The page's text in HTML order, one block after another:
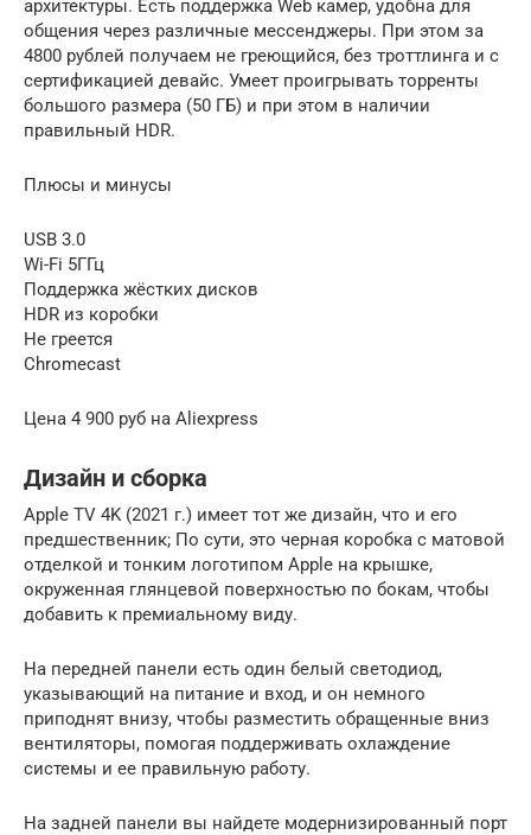
архитектуры. Есть поддержка Web камер, удобна для
общения через различные мессенджеры. При этом за
4800 рублей получаем не греющийся, без троттлинга и с
сертификацией девайс. Умеет проигрывать торренты
большого размера (50 ГБ) и при этом в наличии
правильный HDR.
Плюсы и минусы
USB 3.0
Wi-Fi 5ГГц
Поддержка жёстких дисков
HDR из коробки
Не греется
Chromecast
Цена 4 900 руб на Aliexpress
Дизайн и сборка
Apple TV 4K (2021 г.) имеет тот же дизайн, что и его
предшественник; По сути, это черная коробка с матовой
отделкой и тонким логотипом Apple на крышке,
окруженная глянцевой поверхностью по бокам, чтобы
добавить к премиальному виду.
На передней панели есть один белый светодиод,
указывающий на питание и вход, и он немного
приподнят внизу, чтобы разместить обращенные вниз
вентиляторы, помогая поддерживать охлаждение
системы и ее правильную работу.
На задней панели вы найдете модернизированный порт